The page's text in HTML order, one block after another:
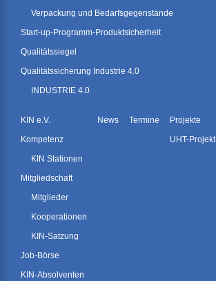
Verpackung und Bedarfsgegenstände
Start-up-Programm-Produktsicherheit
Qualitätssiegel
Qualitätssicherung Industrie 4.0
INDUSTRIE 4.0
KIN e.V.
Kompetenz
KIN Stationen
Mitgliedschaft
Mitglieder
Kooperationen
KIN-Satzung
Job-Börse
KIN-Absolventen
News Termine
Projekte
UHT-Projekt